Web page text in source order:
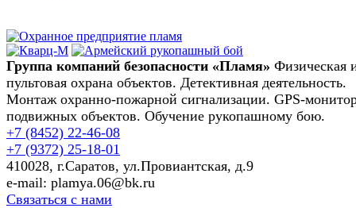
Группа компаний безопасности «Пламя» Физическая
пультовая охрана объектов. Детективная деятельность.
Монтаж охранно-пожарной сигнализации. GPS-
подвижных объектов. Обучение рукопашному бою.
+7 (8452) 22-46-08
+7 (9372) 25-18-01
410028, г.Саратов, ул.Провиантская, д.9
e-mail: plamya.06@bk.ru
Связаться с нами